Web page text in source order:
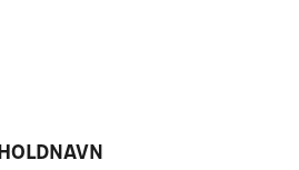
HOLDNAVN